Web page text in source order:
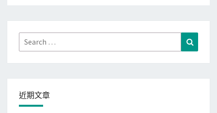
Search
for:
近期文章